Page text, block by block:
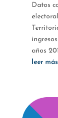
Datos
años
leer más